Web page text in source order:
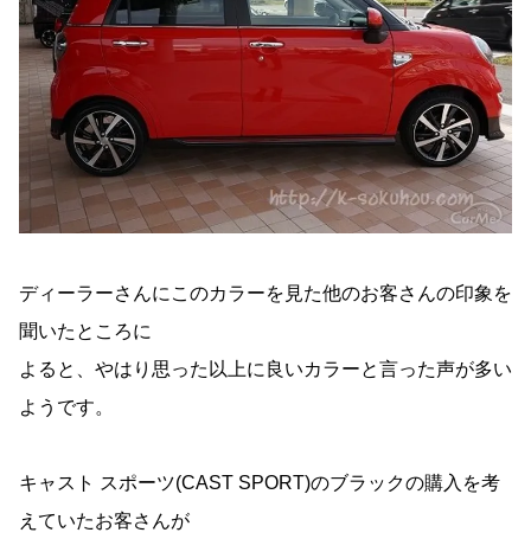
ディーラーさんにこのカラーを見た他のお客さんの印象を
聞いたところに
よると、やはり思った以上に良いカラーと言った声が多い
ようです。
キャスト スポーツ(CAST SPORT)のブラックの購入を考
えていたお客さんが